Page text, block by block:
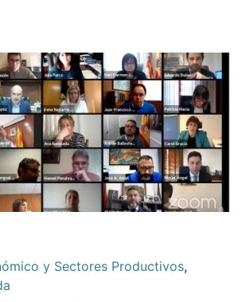
y Sectores Productivos,